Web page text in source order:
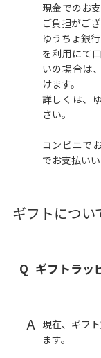
現金でのお
ご負担がござ
ゆうちょ銀
を利用にて
いの場合は
けます。
詳しくは、
さい。
コンビニで
でお支払いい
ギフトについ
Q ギフトラッ
A 現在、ギフ
ます。